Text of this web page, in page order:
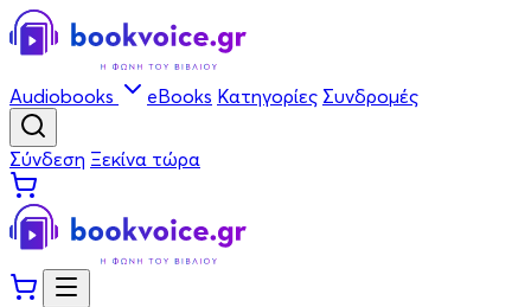
Audiobooks eBooks Κατηγορίες Συνδρομές
Σύνδεση Ξεκίνα τώρα